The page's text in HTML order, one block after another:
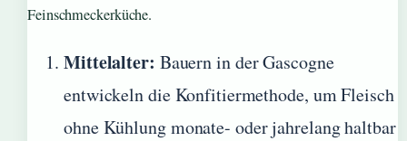
Feinschmeckerküche.
Mittelalter: Bauern in der Gascogne
entwickeln die Konfitiermethode, um Fleisch
ohne Kühlung monate- oder jahrelang haltbar